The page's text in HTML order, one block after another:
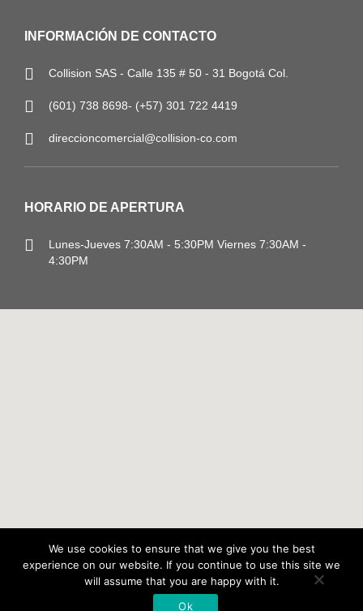
INFORMACIÓN DE CONTACTO
Collision SAS - Calle 135 # 50 - 31 Bogotá Col.
(601) 738 8698- (+57) 301 722 4419
direccioncomercial@collision-co.com
HORARIO DE APERTURA
Lunes-Jueves 7:30AM - 5:30PM Viernes 7:30AM -
4:30PM
©2020 Collision -
Todos los derechos reservados.
We use cookies to ensure that we give you the best
experience on our website. If you continue to use this site we
will assume that you are happy with it.
Ok